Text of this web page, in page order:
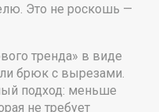
Это не роскошь —
тренда» в виде
брюк с вырезами.
подход: меньше
не требует